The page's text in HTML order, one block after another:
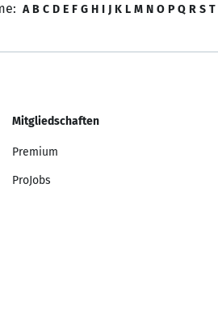
A B C D E F G H I J K L M N O P Q R S T
Mitgliedschaften
Premium
ProJobs